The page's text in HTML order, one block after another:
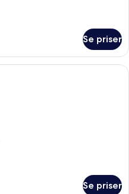
Se priser
Se priser